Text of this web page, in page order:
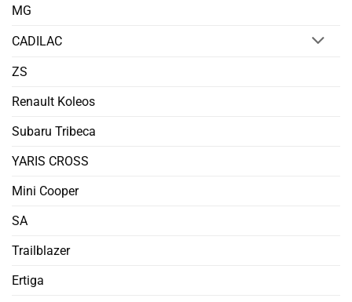
MG
CADILAC
ZS
Renault Koleos
Subaru Tribeca
YARIS CROSS
Mini Cooper
SA
Trailblazer
Ertiga